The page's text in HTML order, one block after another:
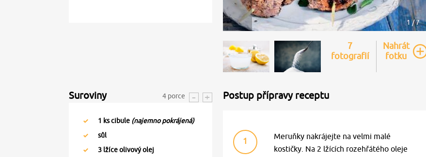
1 / 7
7
fotografií
Nahrát
fotku
Suroviny 4 porce
1 ks cibule (najemno pokrájená)
sůl
3 lžíce olivový olej
Postup přípravy receptu
1
Meruňky nakrájejte na velmi malé
kostičky. Na 2 lžících rozehřátého oleje